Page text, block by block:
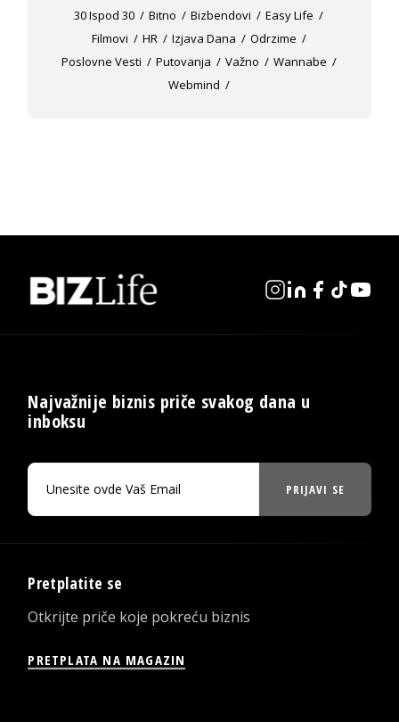
30 Ispod 30 Bitno Bizbendovi
Easy Life
Filmovi
HR Izjava Dana
Odrzime
Poslovne Vesti
Putovanja Važno
Wannabe
Webmind
Najvažnije biznis priče svakog dana u
inboksu
PRIJAVI SE
Pretplatite se
Otkrijte priče koje pokreću biznis
PRETPLATA NA MAGAZIN